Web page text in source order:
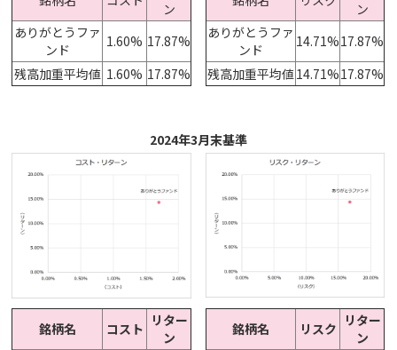
ン
ありがとうファ
ンド
1.60% 17.87%
残高加重平均値 1.60% 17.87%
ン
ありがとうファ
ンド
14.71%17.87%
残高加重平均値14.71%17.87%
2024年3月末基準
銘柄名 コスト リター
ン
銘柄名 リスク リター
ン